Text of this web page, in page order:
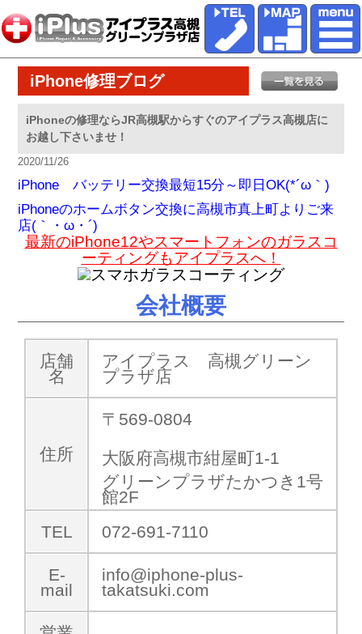
iPhone修理ブログ
iPhoneの修理ならJR高槻駅からすぐのアイプラス高槻店に
お越し下さいませ！
2020/11/26
iPhone バッテリー交換最短15分～即日OK(*´ω｀)
iPhoneのホームボタン交換に高槻市真上町よりご来
店(｀・ω・´)ゞ
最新のiPhone12やスマートフォンのガラスコ
ーティングもアイプラスへ！
会社概要
店舗
名
アイプラス 高槻グリーン
プラザ店
住所
〒569-0804
大阪府高槻市紺屋町1-1
グリーンプラザたかつき1号
館2F
TEL
072-691-7110
E-
mail
info@iphone-plus-
takatsuki.com